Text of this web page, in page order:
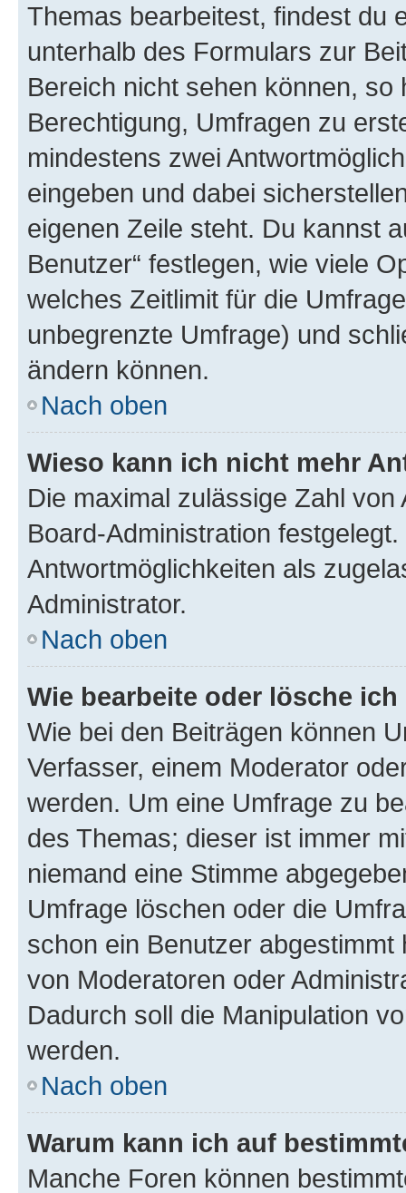
Themas bearbeitest, findest du
unterhalb des Formulars zur
Bereich nicht sehen können,
Berechtigung, Umfragen zu
mindestens zwei
eingeben und dabei
eigenen Zeile steht. Du kannst
Benutzer“ festlegen, wie viele
welches Zeitlimit für die
unbegrenzte Umfrage) und
ändern können.
Nach oben
Wieso kann ich nicht mehr
Die maximal zulässige Zahl
Board-Administration
Antwortmöglichkeiten als
Administrator.
Nach oben
Wie bearbeite oder lösche
Wie bei den Beiträgen können
Verfasser, einem Moderator
werden. Um eine Umfrage zu
des Themas; dieser ist immer
niemand eine Stimme
Umfrage löschen oder die
schon ein Benutzer
von Moderatoren oder
Dadurch soll die Manipulation
werden.
Nach oben
Warum kann ich auf
Manche Foren können